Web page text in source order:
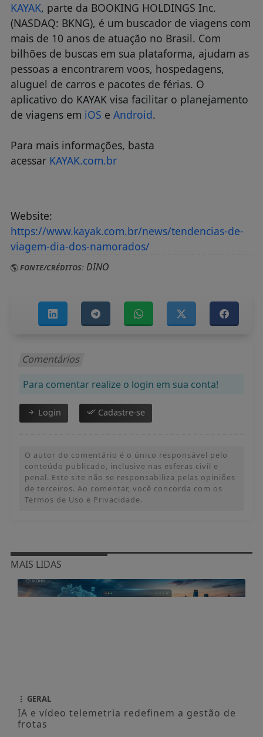
KAYAK, parte da BOOKING HOLDINGS Inc.
(NASDAQ: BKNG), é um buscador de viagens com
mais de 10 anos de atuação no Brasil. Com
bilhões de buscas em sua plataforma, ajudam as
pessoas a encontrarem voos, hospedagens,
aluguel de carros e pacotes de férias. O
aplicativo do KAYAK visa facilitar o planejamento
de viagens em iOS e Android.
Para mais informações, basta
acessar KAYAK.com.br
Website:
https://www.kayak.com.br/news/tendencias-de-
viagem-dia-dos-namorados/
FONTE/CRÉDITOS:DINO
Comentários
Para comentar realize o login em sua conta!
Login Cadastre-se
O autor do comentário é o único responsável pelo
conteúdo publicado, inclusive nas esferas civil e
penal. Este site não se responsabiliza pelas opiniões
de terceiros. Ao comentar, você concorda com os
Termos de Uso e Privacidade.
MAIS LIDAS
GERAL
IA e vídeo telemetria redefinem a gestão de
frotas